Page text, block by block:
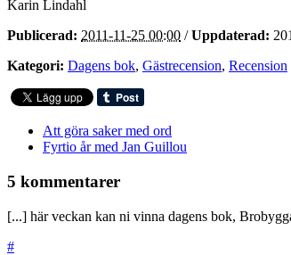
Karin Lindahl
Publicerad: 2011-11-25 00:00 /Uppdaterad:
Kategori: Dagens bok, Gästrecension, Recension
Att göra saker med ord
Fyrtio år med Jan Guillou
5 kommentarer
[...] här veckan kan ni vinna dagens bok,
#